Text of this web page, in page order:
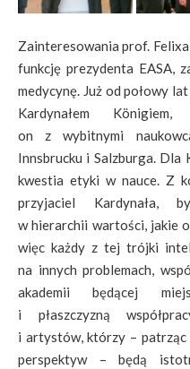
Zainteresowania prof.
funkcję prezydenta EASA,
medycynę. Już od połowy
Kardynałem
on z wybitnymi
Innsbrucku i Salzburga. Dla
kwestia etyki w nauce. Z
przyjaciel Kardynała,
w hierarchii wartości, jakie
więc każdy z tej trójki
na innych problemach,
akademii będącej
i płaszczyzną
i artystów, którzy – patrząc
perspektyw – będą